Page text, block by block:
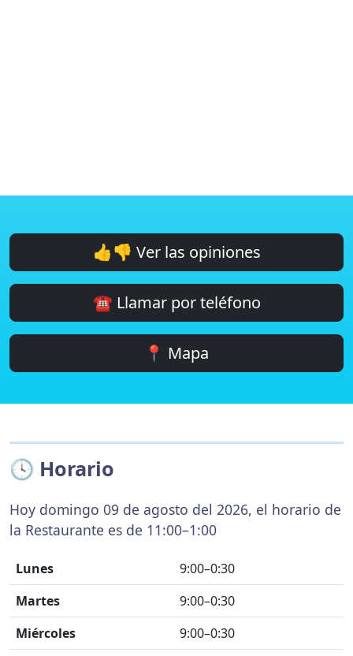
👍👎 Ver las opiniones
☎️ Llamar por teléfono
📍 Mapa
🕓 Horario
Hoy domingo 09 de agosto del 2026, el horario de
la Restaurante es de 11:00–1:00
Lunes
9:00–0:30
Martes
9:00–0:30
Miércoles
9:00–0:30